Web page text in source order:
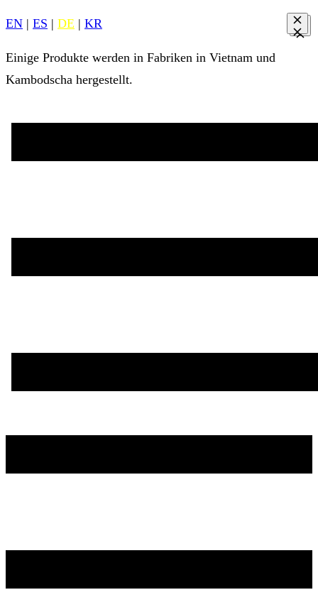
EN | ES | DE | KR
Einige Produkte werden in Fabriken in Vietnam und
Kambodscha hergestellt.